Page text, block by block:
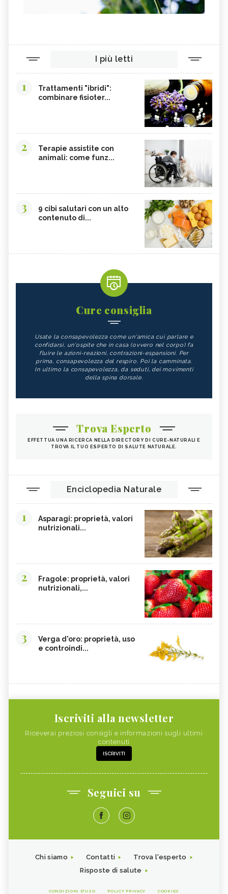
I più letti
1
Trattamenti "ibridi":
combinare fisioter...
2
Terapie assistite con
animali: come funz...
3
9 cibi salutari con un alto
contenuto di...
Cure consiglia
Usate la consapevolezza come un'amica cui parlare e
confidarsi, un'ospite che in casa (ovvero nel corpo) fa
fluire le azioni-reazioni, contrazioni-espansioni. Per
prima, consapevolezza del respiro. Poi la camminata.
In ultimo la consapevolezza, da seduti, dei movimenti
della spina dorsale.
Trova Esperto
EFFETTUA UNA RICERCA NELLA DIRECTORY DI CURE-NATURALI E
TROVA IL TUO ESPERTO DI SALUTE NATURALE.
Enciclopedia Naturale
1
Asparagi: proprietà, valori
nutrizionali...
2
Fragole: proprietà, valori
nutrizionali,...
3
Verga d'oro: proprietà, uso
e controindi...
Iscriviti alla newsletter
Riceverai preziosi consigli e informazioni sugli ultimi
contenuti
ISCRIVITI
Seguici su
Chi siamo Contatti
Trova l'esperto
Risposte di salute
CONDIZIONI D'USO POLICY PRIVACY COOKIES